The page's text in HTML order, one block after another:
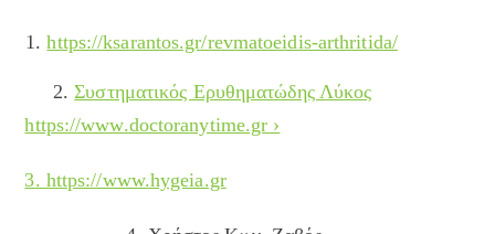
https://ksarantos.gr/revmatoeidis-arthritida/
2.Συστηματικός Ερυθηματώδης Λύκος
https://www.doctoranytime.gr ›
3. https://www.hygeia.gr